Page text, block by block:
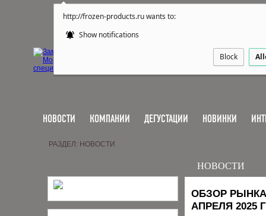
http://frozen-products.ru wants to:
Show notifications
Block
НОВОСТИ КОМПАНИИ ДЕГУСТАЦИИ НОВИНКИ
РАЗДЕЛ: НОВОСТИ
НОВОСТИ
ОБЗОР
АПРЕЛЯ 2025